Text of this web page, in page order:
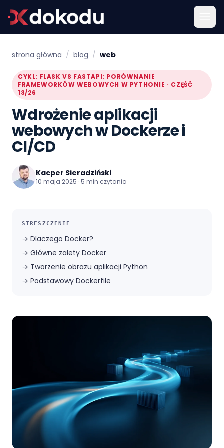
strona główna / blog / web
CYKL: FLASK VS FASTAPI: PORÓWNANIE
FRAMEWORKÓW WEBOWYCH W PYTHONIE · CZĘŚĆ
13/26
Wdrożenie aplikacji
webowych w Dockerze i
CI/CD
Kacper Sieradziński
10 maja 2025 · 5 min czytania
STRESZCZENIE
→ Dlaczego Docker?
→ Główne zalety Docker
→ Tworzenie obrazu aplikacji Python
→ Podstawowy Dockerfile